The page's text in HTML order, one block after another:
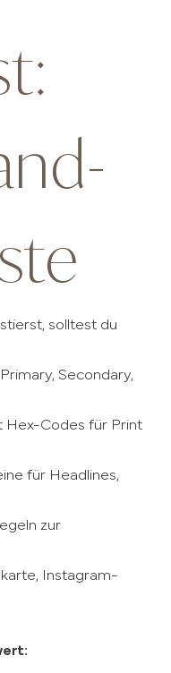
solltest du
Secondary,
Hex-Codes für Print
für Headlines,
zur
Instagram-